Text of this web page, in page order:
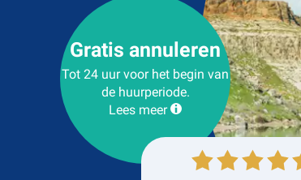
Plaats voor teruggave
Gratis annuleren
Tot 24 uur voor het begin van
de huurperiode.
Lees meer